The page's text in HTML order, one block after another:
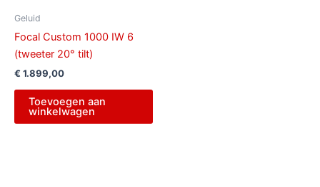
Geluid
Focal Custom 1000 IW 6
(tweeter 20° tilt)
€ 1.899,00
Toevoegen aan
winkelwagen